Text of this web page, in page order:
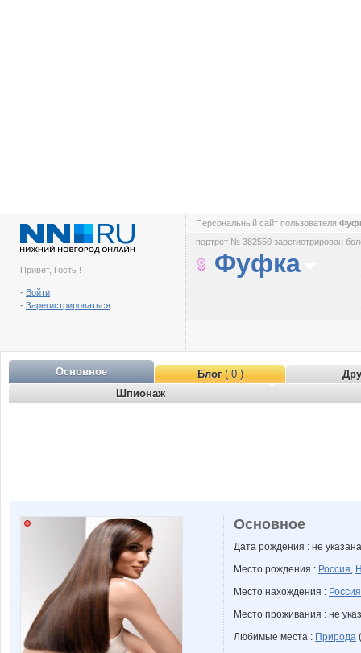
Привет, Гость !
- Войти
- Зарегистрироваться
Персональный сайт пользователя
портрет № 382550 зарегистрирован
Фуфка
Основное Блог( 0 )
Шпионаж
Основное
Дата рождения : не указана
Место рождения : Россия,
Место нахождения : Россия
Место проживания : не
Любимые места : Природа